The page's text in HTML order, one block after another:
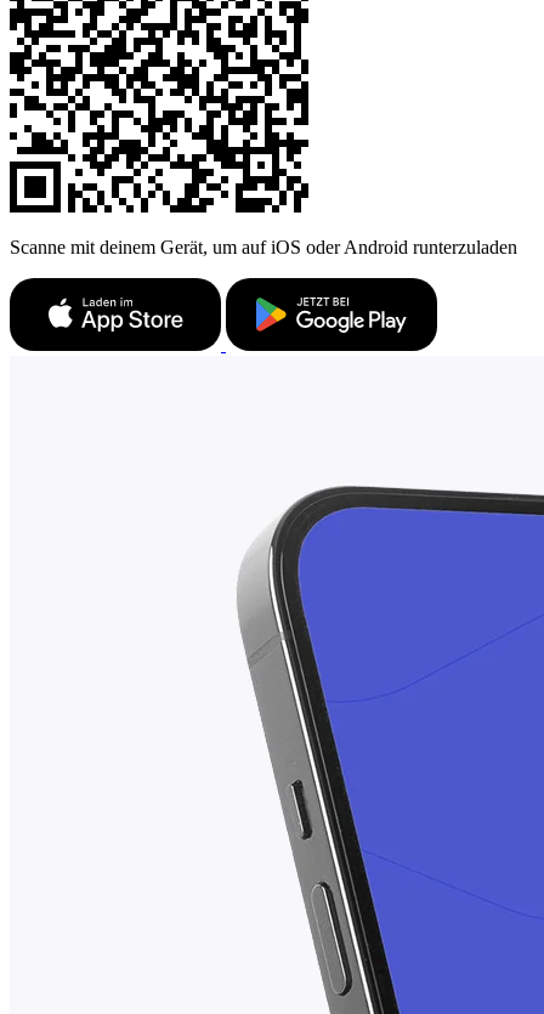
Scanne mit deinem Gerät, um auf iOS oder Android runterzuladen